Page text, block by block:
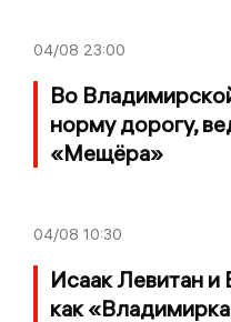
04/08 23:00
Во
норму дорогу,
«Мещёра»
04/08 10:30
Исаак Левитан
как